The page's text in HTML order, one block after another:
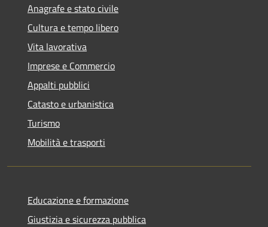
Anagrafe e stato civile
Cultura e tempo libero
Vita lavorativa
Imprese e Commercio
Appalti pubblici
Catasto e urbanistica
Turismo
Mobilità e trasporti
Educazione e formazione
Giustizia e sicurezza pubblica